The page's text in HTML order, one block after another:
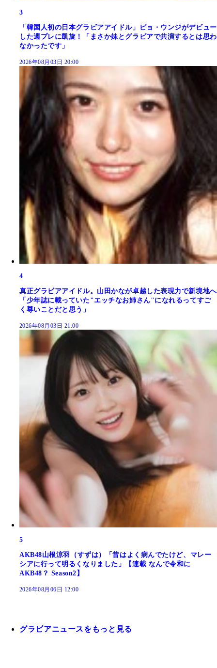
3
「韓国人初の日本グラビアアイドル」ピョ・ウンジがデビュー
した週プレに凱旋！「まさか妹とグラビアで共演するとは思わ
なかったです」
2026年08月03日 20:00
4
真正グラビアアイドル。山田かなが卓越した表現力で新境地へ
「少年誌に載っていた"エッチなお姉さん"になれるってすご
く尊いことだと思う」
2026年08月03日 21:00
5
AKB48山根涼羽（すずは）「昔はよく病んでたけど、マレー
シアに行って明るくなりました」【連載 なんで令和に
AKB48？ Season2】
2026年08月06日 12:00
グラビアニュースをもっと見る